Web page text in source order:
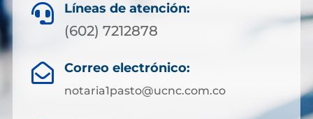
 Líneas de atención:
(602) 7212878
 Correo electrónico:
notaria1pasto@ucnc.com.co